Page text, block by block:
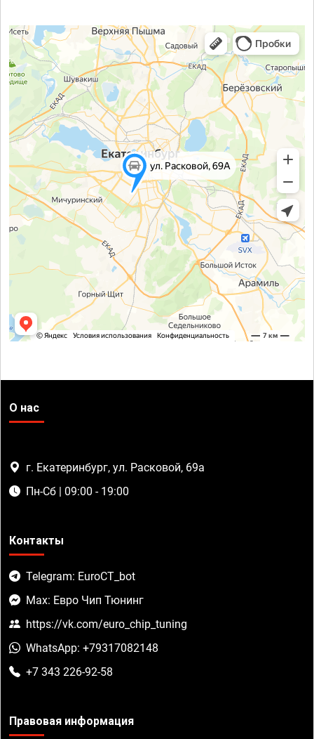
О нас
г. Екатеринбург, ул. Расковой, 69а
Пн-Сб | 09:00 - 19:00
Контакты
Telegram: EuroCT_bot
Max: Евро Чип Тюнинг
https://vk.com/euro_chip_tuning
WhatsApp: +79317082148
+7 343 226-92-58
Правовая информация